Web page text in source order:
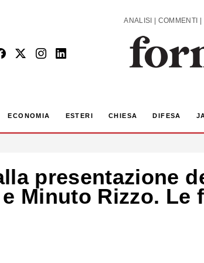
ECONOMIA ESTERI CHIESA DIFESA
presentazione
Minuto Rizzo. Le